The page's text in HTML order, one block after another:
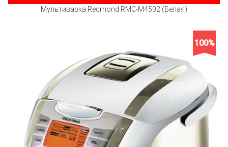
Мультиварка Redmond RMC-M4502 (Белая)
100%